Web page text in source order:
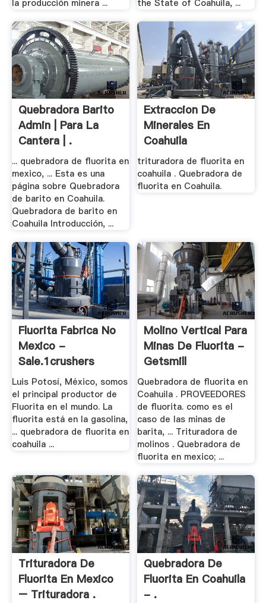
la producción minera ...
the State of Coahuila, ...
Quebradora Barito
Admin | Para La
Cantera | .
... quebradora de fluorita en
mexico, ... Esta es una
página sobre Quebradora
de barito en Coahuila.
Quebradora de barito en
Coahuila Introducción, ...
Extraccion De
Minerales En
Coahuila
trituradora de fluorita en
coahuila . Quebradora de
fluorita en Coahuila.
Fluorita Fabrica No
Mexico -
Sale.1crushers
Luis Potosí, México, somos
el principal productor de
Fluorita en el mundo. La
fluorita está en la gasolina,
... quebradora de fluorita en
coahuila ...
Molino Vertical Para
Minas De Fluorita -
Getsmill
Quebradora de fluorita en
Coahuila . PROVEEDORES
de fluorita. como es el
caso de las minas de
barita, ... Trituradora de
molinos . Quebradora de
fluorita en mexico; ...
Trituradora De
Fluorita En Mexico
– Trituradora .
Quebradora De
Fluorita En Coahuila
- .